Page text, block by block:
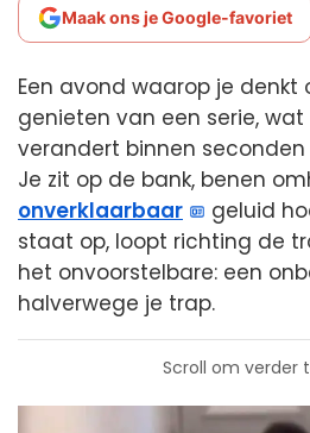
Maak ons je Google-favoriet
Een avond waarop je denkt
genieten van een serie, wat
verandert binnen
Je zit op de bank, benen
onverklaarbaar
geluid
staat op, loopt richting de
het onvoorstelbare: een
halverwege je trap.
Scroll om verder